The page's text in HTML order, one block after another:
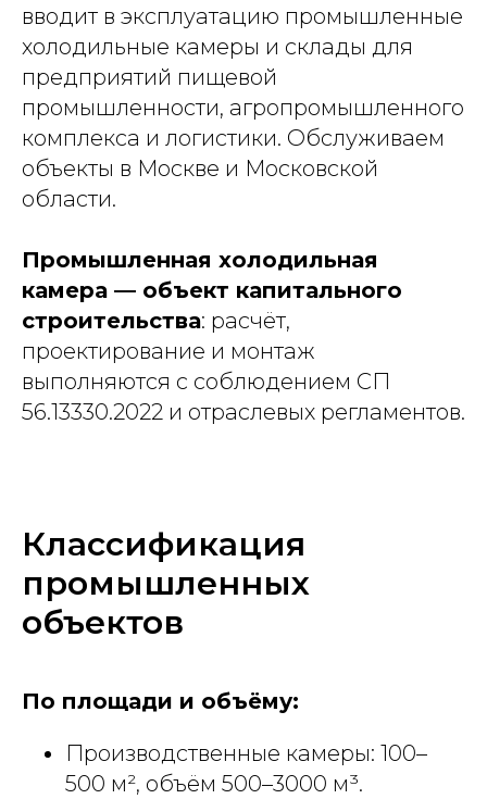
вводит в эксплуатацию промышленные
холодильные камеры и склады для
предприятий пищевой
промышленности, агропромышленного
комплекса и логистики. Обслуживаем
объекты в Москве и Московской
области.
Промышленная холодильная
камера — объект капитального
строительства: расчёт,
проектирование и монтаж
выполняются с соблюдением СП
56.13330.2022 и отраслевых регламентов.
Классификация
промышленных
объектов
По площади и объёму:
Производственные камеры: 100–
500 м², объём 500–3000 м³.